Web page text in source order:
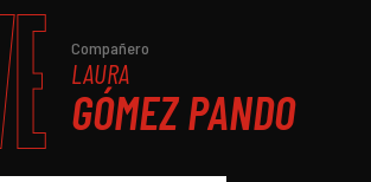
SCOREBOARD
STREAMING
Compañero
LAURA
GÓMEZ PANDO